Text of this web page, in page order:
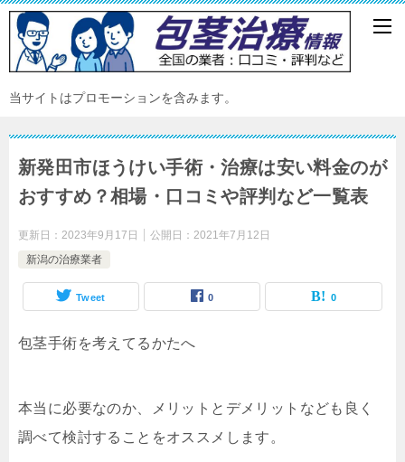
当サイトはプロモーションを含みます。
新発田市ほうけい手術・治療は安い料金のが
おすすめ？相場・口コミや評判など一覧表
更新日： 2023年9月17日 公開日： 2021年7月12日
新潟の治療業者
Tweet 0 0
包茎手術を考えてるかたへ
本当に必要なのか、メリットとデメリットなども良く
調べて検討することをオススメします。